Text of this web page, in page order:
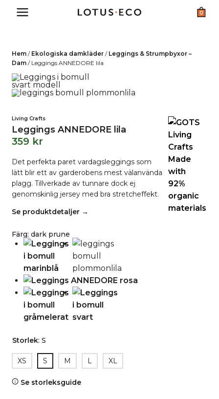
0
Hem / Ekologiska damkläder / Leggings & Strumpbyxor –
Dam / Leggings ANNEDORE lila
Living Crafts
Leggings ANNEDORE lila
359 kr
Det perfekta paret vardagsleggings som
lätt blir ett av garderobens mest välanvända
plagg. Tillverkade av tunnare dock ej
genomskinlig jersey med bra stretcheffekt.
Se produktdetaljer →
Färg: dark prune
Storlek: S
XS S M L XL
Se storleksguide